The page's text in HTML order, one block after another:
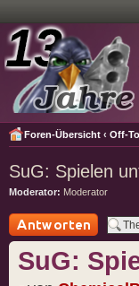
Foren-Übersicht ‹ Off-
SuG: Spielen
Moderator: Moderator
Antwort schreiben
SuG: